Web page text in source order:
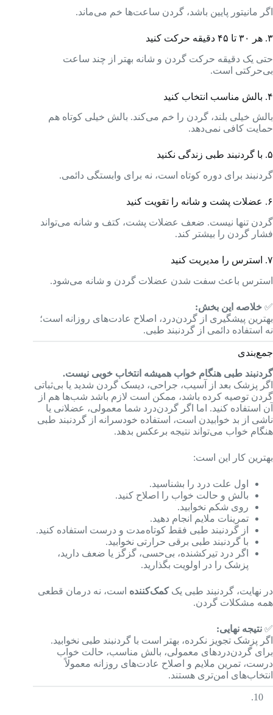
اگر مانیتور پایین باشد، گردن ساعت‌ها خم می‌ماند.
۳. هر ۳۰ تا ۴۵ دقیقه حرکت کنید
حتی یک دقیقه حرکت گردن و شانه بهتر از چند ساعت
بی‌حرکتی است.
۴. بالش مناسب انتخاب کنید
بالش خیلی بلند، گردن را خم می‌کند. بالش خیلی کوتاه هم
حمایت کافی نمی‌دهد.
۵. با گردنبند طبی زندگی نکنید
گردنبند برای دوره کوتاه است، نه برای وابستگی دائمی.
۶. عضلات پشت و شانه را تقویت کنید
گردن تنها نیست. ضعف عضلات پشت، کتف و شانه می‌تواند
فشار گردن را بیشتر کند.
۷. استرس را مدیریت کنید
استرس باعث سفت شدن عضلات گردن و شانه می‌شود.
✅ خلاصه این بخش:
بهترین پیشگیری از گردن‌درد، اصلاح عادت‌های روزانه است؛
نه استفاده دائمی از گردنبند طبی.
جمع‌بندی
گردنبند طبی هنگام خواب همیشه انتخاب خوبی نیست.
اگر پزشک بعد از آسیب، جراحی، دیسک گردن شدید یا بی‌ثباتی
گردن توصیه کرده باشد، ممکن است لازم باشد شب‌ها هم از
آن استفاده کنید. اما اگر گردن‌درد شما معمولی، عضلانی یا
ناشی از بد خوابیدن است، استفاده خودسرانه از گردنبند طبی
هنگام خواب می‌تواند نتیجه برعکس بدهد.
بهترین کار این است:
اول علت درد را بشناسید.
بالش و حالت خواب را اصلاح کنید.
روی شکم نخوابید.
تمرینات ملایم انجام دهید.
از گردنبند طبی فقط کوتاه‌مدت و درست استفاده کنید.
با گردنبند طبی برقی حرارتی نخوابید.
اگر درد تیرکشنده، بی‌حسی، گزگز یا ضعف دارید،
پزشک را در اولویت بگذارید.
در نهایت، گردنبند طبی یککمک‌کننده است، نه درمان قطعی
همه مشکلات گردن.
✅ نتیجه نهایی:
اگر پزشک تجویز نکرده، بهتر است با گردنبند طبی نخوابید.
برای گردن‌دردهای معمولی، بالش مناسب، حالت خواب
درست، تمرین ملایم و اصلاح عادت‌های روزانه معمولاً
انتخاب‌های امن‌تری هستند.